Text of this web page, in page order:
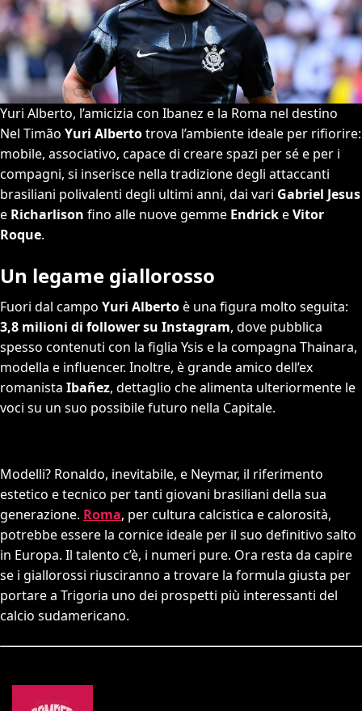
Yuri Alberto, l’amicizia con Ibanez e la Roma nel destino
Nel Timão Yuri Albertotrova l’ambiente ideale per rifiorire:
mobile, associativo, capace di creare spazi per sé e per i
compagni, si inserisce nella tradizione degli attaccanti
brasiliani polivalenti degli ultimi anni, dai vari Gabriel Jesus
e Richarlison fino alle nuove gemme EndrickeVitor
Roque.
Un legame giallorosso
Fuori dal campo Yuri Albertoè una figura molto seguita:
3,8 milioni di follower su Instagram, dove pubblica
spesso contenuti con la figlia Ysis e la compagna Thainara,
modella e influencer. Inoltre, è grande amico dell’ex
romanista Ibañez, dettaglio che alimenta ulteriormente le
voci su un suo possibile futuro nella Capitale.
Modelli? Ronaldo, inevitabile, e Neymar, il riferimento
estetico e tecnico per tanti giovani brasiliani della sua
generazione. Roma, per cultura calcistica e calorosità,
potrebbe essere la cornice ideale per il suo definitivo salto
in Europa. Il talento c’è, i numeri pure. Ora resta da capire
se i giallorossi riusciranno a trovare la formula giusta per
portare a Trigoria uno dei prospetti più interessanti del
calcio sudamericano.